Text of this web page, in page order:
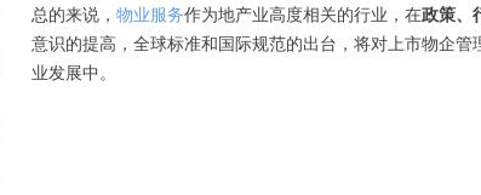
总的来说， 物业服务作为地产业高度相关的行业，在政策、
意识的提高，全球标准和国际规范的出台，将对上市物企
业发展中。